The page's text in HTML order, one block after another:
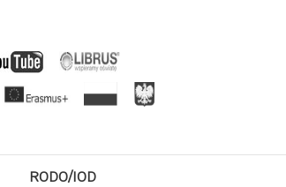
RODO/IOD